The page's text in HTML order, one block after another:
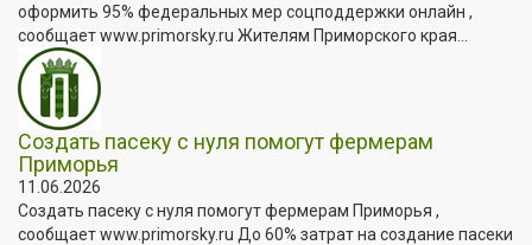
оформить 95% федеральных мер соцподдержки онлайн ,
сообщает www.primorsky.ru Жителям Приморского края...
Создать пасеку с нуля помогут фермерам
Приморья
11.06.2026
Создать пасеку с нуля помогут фермерам Приморья ,
сообщает www.primorsky.ru До 60% затрат на создание пасеки